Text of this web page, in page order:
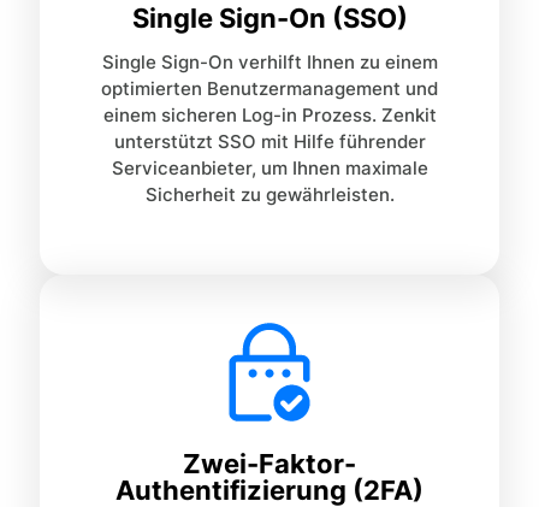
Single Sign-On (SSO)
Single Sign-On verhilft Ihnen zu einem
optimierten Benutzermanagement und
einem sicheren Log-in Prozess. Zenkit
unterstützt SSO mit Hilfe führender
Serviceanbieter, um Ihnen maximale
Sicherheit zu gewährleisten.
Zwei-Faktor-
Authentifizierung (2FA)